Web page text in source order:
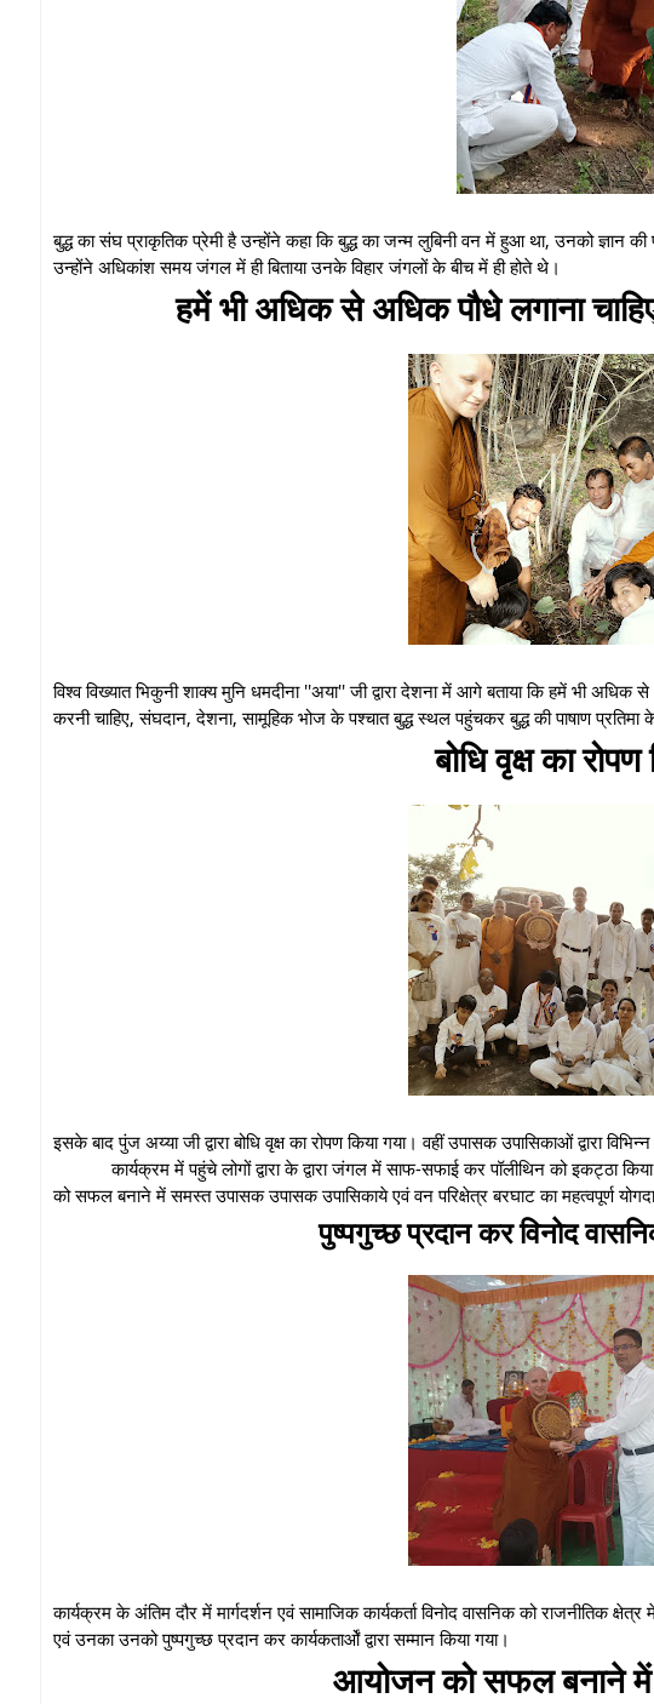
बुद्ध का संघ प्राकृतिक प्रेमी है उन्होंने कहा कि बुद्ध का जन्म लुबिनी वन में हुआ था, उनको ज्ञान
उन्होंने अधिकांश समय जंगल में ही बिताया उनके विहार जंगलों के बीच में ही होते थे।
हमें भी अधिक से अधिक पौधे लगाना
विश्व विख्यात भिकुनी शाक्य मुनि धमदीना ''अया'' जी द्वारा देशना में आगे बताया कि हमें भी अधिक
करनी चाहिए, संघदान, देशना, सामूहिक भोज के पश्चात बुद्ध स्थल पहुंचकर बुद्ध की पाषाण
बोधि वृक्ष का
इसके बाद पुंज अय्या जी द्वारा बोधि वृक्ष का रोपण किया गया। वहीं उपासक उपासिकाओं द्वारा
कार्यक्रम में पहुंचे लोगों द्वारा के द्वारा जंगल में साफ-सफाई कर पॉलीथिन को इकट्ठा
को सफल बनाने में समस्त उपासक उपासक उपासिकाये एवं वन परिक्षेत्र बरघाट का महत्वपूर्ण
पुष्पगुच्छ प्रदान कर विनोद
कार्यक्रम के अंतिम दौर में मार्गदर्शन एवं सामाजिक कार्यकर्ता विनोद वासनिक को
एवं उनका उनको पुष्पगुच्छ प्रदान कर कार्यकतार्ओं द्वारा सम्मान किया गया।
आयोजन को सफल बनाने में